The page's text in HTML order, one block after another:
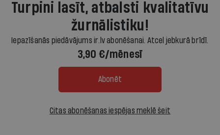
Turpini lasīt, atbalsti kvalitatīvu
žurnālistiku!
Iepazīšanās piedāvājums ir.lv abonēšanai. Atcel jebkurā brīdī.
3,90 €/mēnesī
Abonēt
Citas abonēšanas iespējas meklē šeit